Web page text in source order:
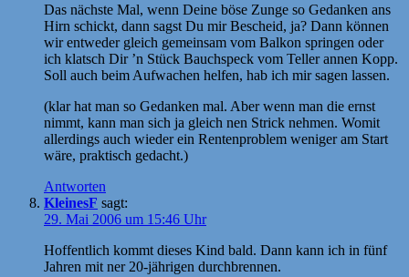
Das nächste Mal, wenn Deine böse Zunge so Gedanken ans
Hirn schickt, dann sagst Du mir Bescheid, ja? Dann können
wir entweder gleich gemeinsam vom Balkon springen oder
ich klatsch Dir ’n Stück Bauchspeck vom Teller annen Kopp.
Soll auch beim Aufwachen helfen, hab ich mir sagen lassen.
(klar hat man so Gedanken mal. Aber wenn man die ernst
nimmt, kann man sich ja gleich nen Strick nehmen. Womit
allerdings auch wieder ein Rentenproblem weniger am Start
wäre, praktisch gedacht.)
Antworten
KleinesF sagt:
29. Mai 2006 um 15:46 Uhr
Hoffentlich kommt dieses Kind bald. Dann kann ich in fünf
Jahren mit ner 20-jährigen durchbrennen.